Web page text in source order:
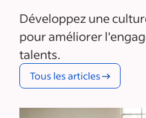
Développez une
pour améliorer
talents.
Tous les articles